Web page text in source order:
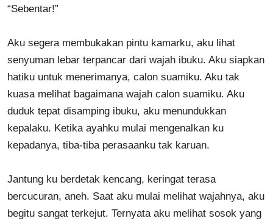
“Sebentar!”
Aku segera membukakan pintu kamarku, aku lihat
senyuman lebar terpancar dari wajah ibuku. Aku siapkan
hatiku untuk menerimanya, calon suamiku. Aku tak
kuasa melihat bagaimana wajah calon suamiku. Aku
duduk tepat disamping ibuku, aku menundukkan
kepalaku. Ketika ayahku mulai mengenalkan ku
kepadanya, tiba-tiba perasaanku tak karuan.
Jantung ku berdetak kencang, keringat terasa
bercucuran, aneh. Saat aku mulai melihat wajahnya, aku
begitu sangat terkejut. Ternyata aku melihat sosok yang